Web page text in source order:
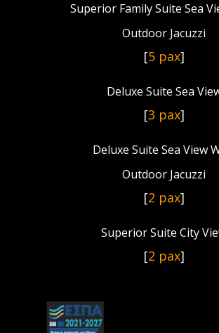
Superior Family Suite Sea
Outdoor Jacuzzi
[5 pax]
Deluxe Suite Sea
[3 pax]
Deluxe Suite Sea View
Outdoor Jacuzzi
[2 pax]
Superior Suite City
[2 pax]